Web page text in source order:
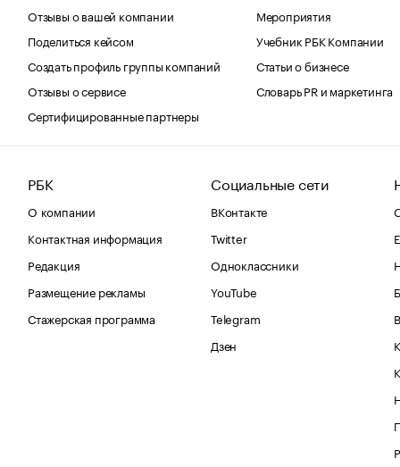
Отзывы о вашей компании
Поделиться кейсом
Создать профиль группы компаний
Отзывы о сервисе
Сертифицированные партнеры
Мероприятия
Учебник РБК Компании
Статьи о бизнесе
Словарь PR и маркетинга
РБК
О компании
Контактная информация
Редакция
Размещение рекламы
Стажерская программа
Социальные сети
ВКонтакте
Twitter
Одноклассники
YouTube
Telegram
Дзен